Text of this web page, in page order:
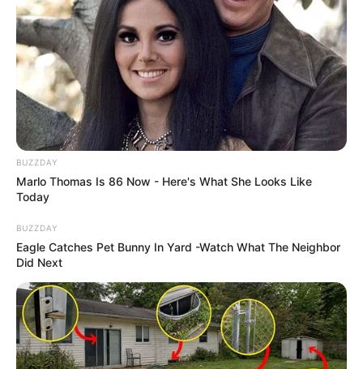
BUZZDAY
Marlo Thomas Is 86 Now - Here's What She Looks Like
Today
BUZZDAY
Eagle Catches Pet Bunny In Yard -Watch What The Neighbor
Did Next